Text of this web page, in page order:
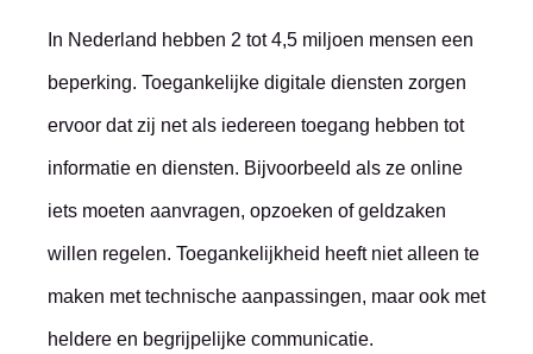
In Nederland hebben 2 tot 4,5 miljoen mensen een
beperking. Toegankelijke digitale diensten zorgen
ervoor dat zij net als iedereen toegang hebben tot
informatie en diensten. Bijvoorbeeld als ze online
iets moeten aanvragen, opzoeken of geldzaken
willen regelen. Toegankelijkheid heeft niet alleen te
maken met technische aanpassingen, maar ook met
heldere en begrijpelijke communicatie.